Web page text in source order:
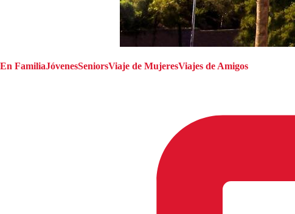
En FamiliaJóvenesSeniorsViaje de MujeresViajes de Amigos